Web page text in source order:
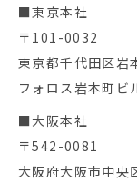
■東京本社
〒101-0032
東京都千代田区岩
フォロス岩本町ビ
■大阪本社
〒542-0081
大阪府大阪市中